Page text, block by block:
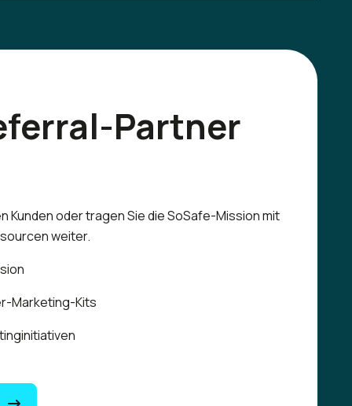
Partner
Kunden oder tragen Sie die SoSafe-Mission mit
weiter.
Marketing-Kits